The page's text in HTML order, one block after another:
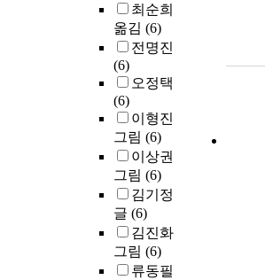
최순희
옮김 (6)
전명진
(6)
오정택
(6)
이형진
그림 (6)
이상권
그림 (6)
김기정
글 (6)
김진화
그림 (6)
류동필